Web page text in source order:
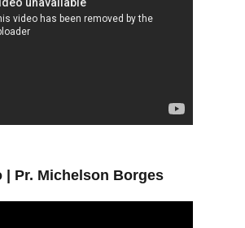
| Pr. Michelson Borges